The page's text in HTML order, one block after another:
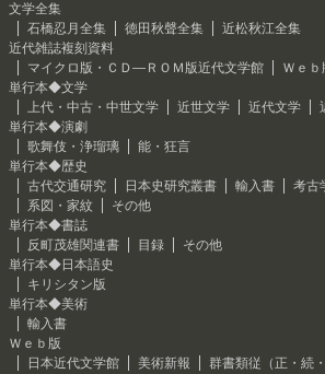
文学全集
石橋忍月全集
徳田秋聲全集
近松秋江全集
近代雑誌複刻資料
マイクロ版・ＣＤ―ＲＯＭ版近代文学館
Ｗｅ
単行本◆文学
上代・中古・中世文学
近世文学 近代文学
単行本◆演劇
歌舞伎・浄瑠璃
能・狂言
単行本◆歴史
古代交通研究
日本史研究叢書 輸入書 考古
系図・家紋
その他
単行本◆書誌
反町茂雄関連書
目録
その他
単行本◆日本語史
キリシタン版
単行本◆美術
輸入書
Ｗｅｂ版
日本近代文学館
美術新報 群書類従（正・続・